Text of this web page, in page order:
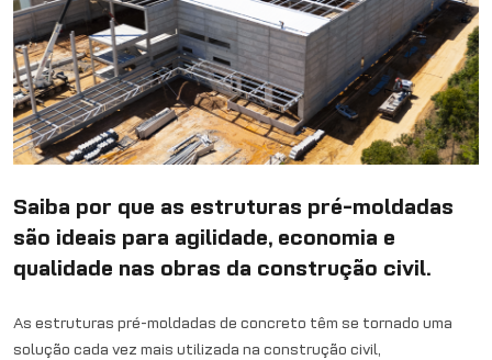
Saiba por que as estruturas pré-moldadas
são ideais para agilidade, economia e
qualidade nas obras da construção civil.
As estruturas pré-moldadas de concreto têm se tornado uma
solução cada vez mais utilizada na construção civil,